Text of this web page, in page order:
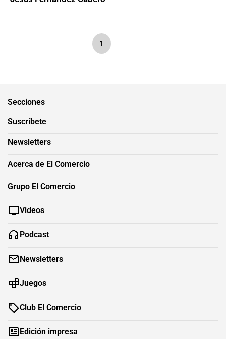
1
Secciones
Suscríbete
Newsletters
Acerca de El Comercio
Grupo El Comercio
Videos
Podcast
Newsletters
Juegos
Club El Comercio
Edición impresa